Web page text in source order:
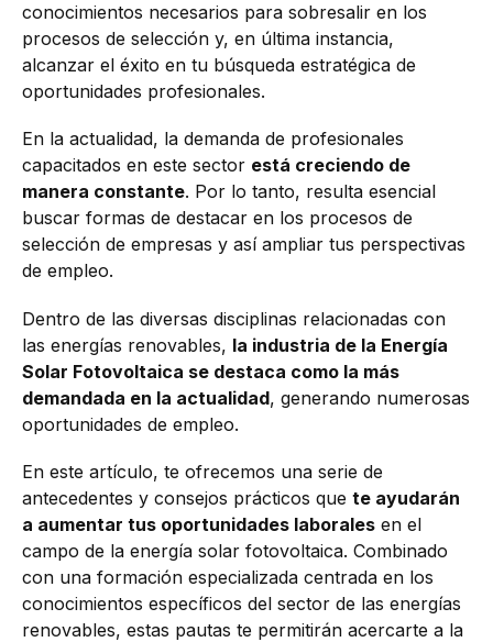
conocimientos necesarios para sobresalir en los
procesos de selección y, en última instancia,
alcanzar el éxito en tu búsqueda estratégica de
oportunidades profesionales.
En la actualidad, la demanda de profesionales
capacitados en este sector está creciendo de
manera constante. Por lo tanto, resulta esencial
buscar formas de destacar en los procesos de
selección de empresas y así ampliar tus perspectivas
de empleo.
Dentro de las diversas disciplinas relacionadas con
las energías renovables, la industria de la Energía
Solar Fotovoltaica se destaca como la más
demandada en la actualidad, generando numerosas
oportunidades de empleo.
En este artículo, te ofrecemos una serie de
antecedentes y consejos prácticos que te ayudarán
a aumentar tus oportunidades laborales en el
campo de la energía solar fotovoltaica. Combinado
con una formación especializada centrada en los
conocimientos específicos del sector de las energías
renovables, estas pautas te permitirán acercarte a la